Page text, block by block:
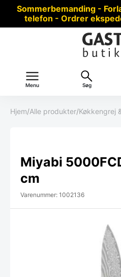
Sommerbemanding -
telefon - Ordrer
Menu Søg
Hjem/Alle produkter/Køkkengrej
Miyabi
cm
Varenummer: 1002136